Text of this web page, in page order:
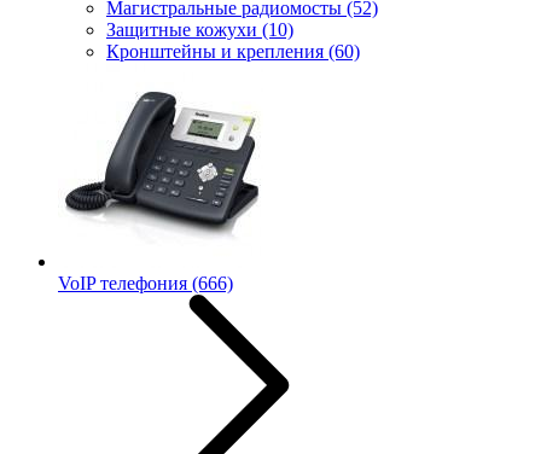
Магистральные радиомосты (52)
Защитные кожухи (10)
Кронштейны и крепления (60)
VoIP телефония (666)